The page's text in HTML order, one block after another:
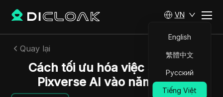
VN
English
繁體中文
Русский
Tiếng Việt
Quay lại
Cách tối ưu hóa việc sử dụng
Pixverse AI vào năm 2025